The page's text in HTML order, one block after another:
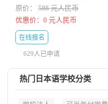
原价： 588 元人民币
优惠价：0 元人民币
在线报名
629人已申请
热门日本语学校分类